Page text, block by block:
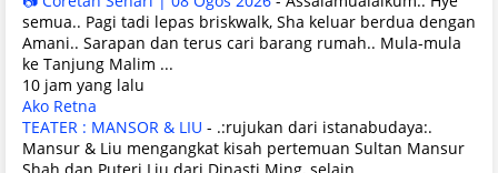
semua.. Pagi tadi lepas briskwalk, Sha keluar berdua dengan
Amani.. Sarapan dan terus cari barang rumah.. Mula-mula
ke Tanjung Malim ...
10 jam yang lalu
Ako Retna
TEATER : MANSOR & LIU - .:rujukan dari istanabudaya:.
Mansur & Liu mengangkat kisah pertemuan Sultan Mansur